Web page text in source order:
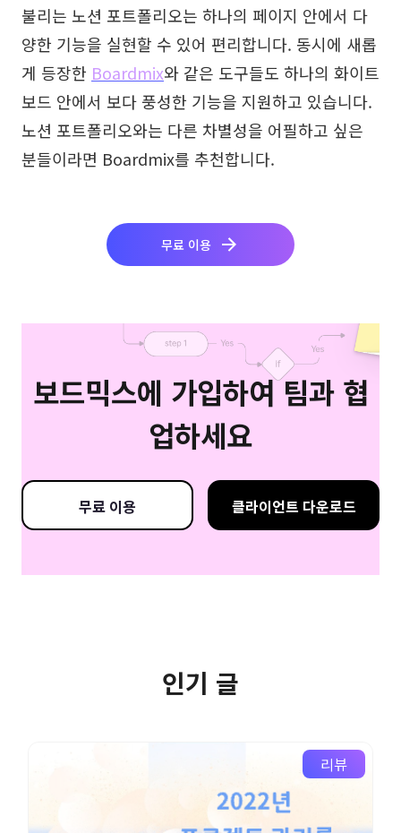
불리는 노션 포트폴리오는 하나의 페이지 안에서 다
양한 기능을 실현할 수 있어 편리합니다. 동시에 새롭
게 등장한 Boardmix와 같은 도구들도 하나의 화이트
보드 안에서 보다 풍성한 기능을 지원하고 있습니다.
노션 포트폴리오와는 다른 차별성을 어필하고 싶은
분들이라면 Boardmix를 추천합니다.
무료 이용
보드믹스에 가입하여 팀과 협
업하세요
무료 이용 클라이언트 다운로드
인기 글
리뷰